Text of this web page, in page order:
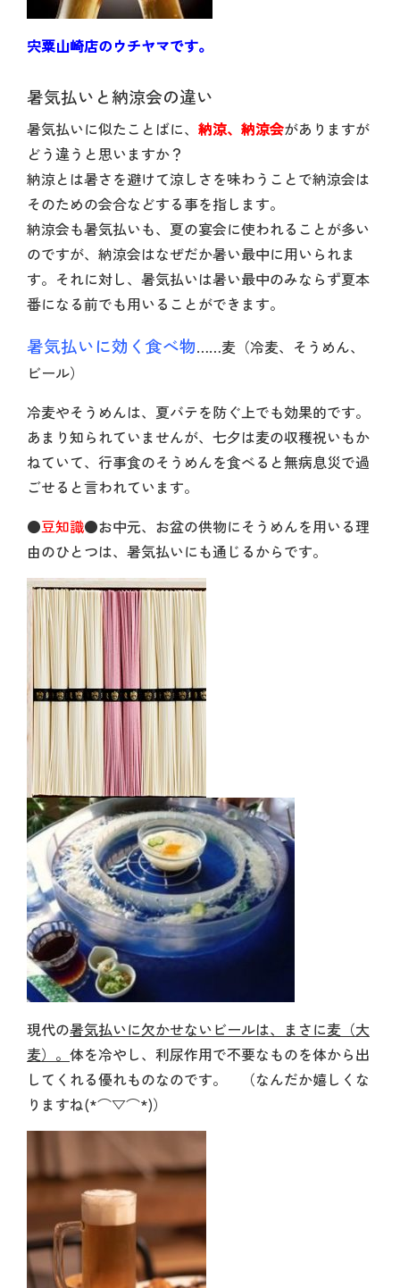
宍粟山崎店のウチヤマです。
暑気払いと納涼会の違い
暑気払いに似たことばに、 納涼、納涼会がありますが
どう違うと思いますか？
納涼とは暑さを避けて涼しさを味わうことで納涼会は
そのための会合などする事を指します。
納涼会も暑気払いも、夏の宴会に使われることが多い
のですが、納涼会はなぜだか暑い最中に用いられま
す。それに対し、暑気払いは暑い最中のみならず夏本
番になる前でも用いることができます。
暑気払いに効く食べ物……麦（冷麦、そうめん、
ビール）
冷麦やそうめんは、夏バテを防ぐ上でも効果的です。
あまり知られていませんが、七夕は麦の収穫祝いもか
ねていて、行事食のそうめんを食べると無病息災で過
ごせると言われています。
●豆知識●お中元、お盆の供物にそうめんを用いる理
由のひとつは、暑気払いにも通じるからです。
現代の暑気払いに欠かせないビールは、まさに麦（大
麦）。 体を冷やし、利尿作用で不要なものを体から出
してくれる優れものなのです。 （なんだか嬉しくな
りますね(*⌒▽⌒*)）